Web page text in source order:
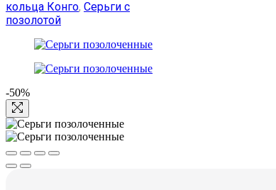
кольца Конго, Серьги с
позолотой
-50%